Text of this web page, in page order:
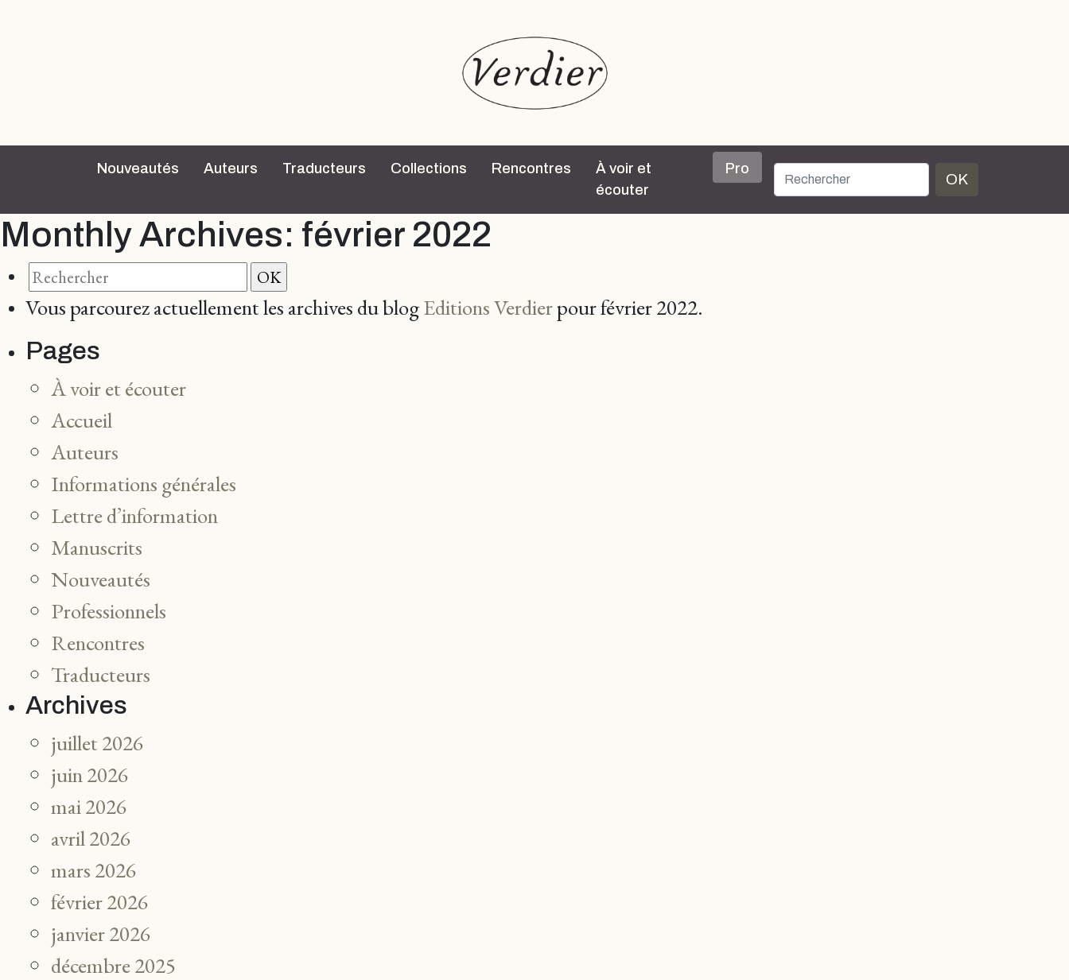
Nouveautés Auteurs Traducteurs Collections Rencontres
À voir et
écouter
Pro
OK
Monthly Archives: février 2022
Vous parcourez actuellement les archives du blogEditions Verdierpour février 2022.
Pages
À voir et écouter
Accueil
Auteurs
Informations générales
Lettre d’information
Manuscrits
Nouveautés
Professionnels
Rencontres
Traducteurs
Archives
juillet 2026
juin 2026
mai 2026
avril 2026
mars 2026
février 2026
janvier 2026
décembre 2025